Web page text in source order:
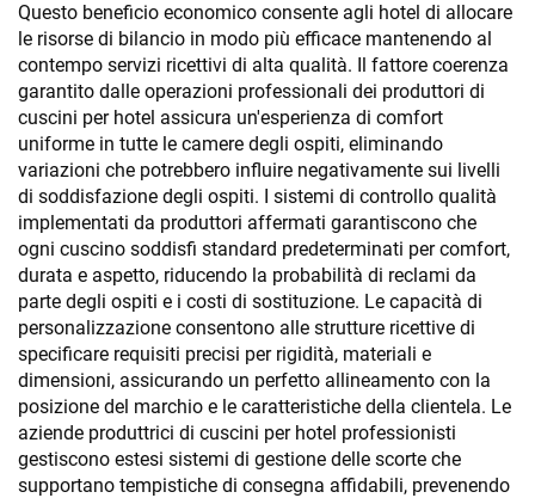
Questo beneficio economico consente agli hotel di allocare
le risorse di bilancio in modo più efficace mantenendo al
contempo servizi ricettivi di alta qualità. Il fattore coerenza
garantito dalle operazioni professionali dei produttori di
cuscini per hotel assicura un'esperienza di comfort
uniforme in tutte le camere degli ospiti, eliminando
variazioni che potrebbero influire negativamente sui livelli
di soddisfazione degli ospiti. I sistemi di controllo qualità
implementati da produttori affermati garantiscono che
ogni cuscino soddisfi standard predeterminati per comfort,
durata e aspetto, riducendo la probabilità di reclami da
parte degli ospiti e i costi di sostituzione. Le capacità di
personalizzazione consentono alle strutture ricettive di
specificare requisiti precisi per rigidità, materiali e
dimensioni, assicurando un perfetto allineamento con la
posizione del marchio e le caratteristiche della clientela. Le
aziende produttrici di cuscini per hotel professionisti
gestiscono estesi sistemi di gestione delle scorte che
supportano tempistiche di consegna affidabili, prevenendo